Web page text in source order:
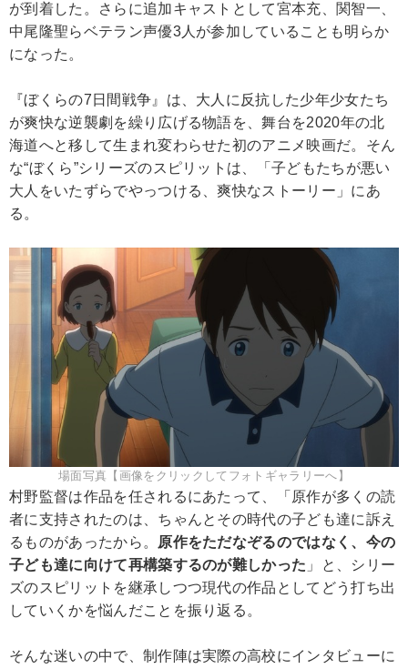
が到着した。さらに追加キャストとして宮本充、関智一、
中尾隆聖らベテラン声優3人が参加していることも明らか
になった。
『ぼくらの7日間戦争』は、大人に反抗した少年少女たち
が爽快な逆襲劇を繰り広げる物語を、舞台を2020年の北
海道へと移して生まれ変わらせた初のアニメ映画だ。そん
な“ぼくら”シリーズのスピリットは、「子どもたちが悪い
大人をいたずらでやっつける、爽快なストーリー」にあ
る。
場面写真【画像をクリックしてフォトギャラリーへ】
村野監督は作品を任されるにあたって、「原作が多くの読
者に支持されたのは、ちゃんとその時代の子ども達に訴え
るものがあったから。
原作をただなぞるのではなく、今の
子ども達に向けて再構築するのが難しかった 」と、シリー
ズのスピリットを継承しつつ現代の作品としてどう打ち出
していくかを悩んだことを振り返る。
そんな迷いの中で、制作陣は実際の高校にインタビューに